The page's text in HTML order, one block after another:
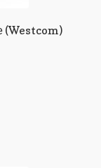
(Westcom)